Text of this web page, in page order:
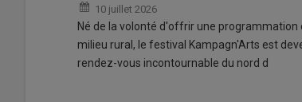
10 juillet 2026
Né de la volonté d'offrir une programmation
milieu rural, le festival Kampagn'Arts est
rendez-vous incontournable du nord d